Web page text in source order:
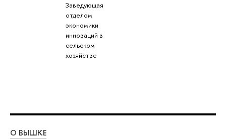
Заведующая
отделом
экономики
инноваций в
сельском
хозяйстве
О ВЫШКЕ